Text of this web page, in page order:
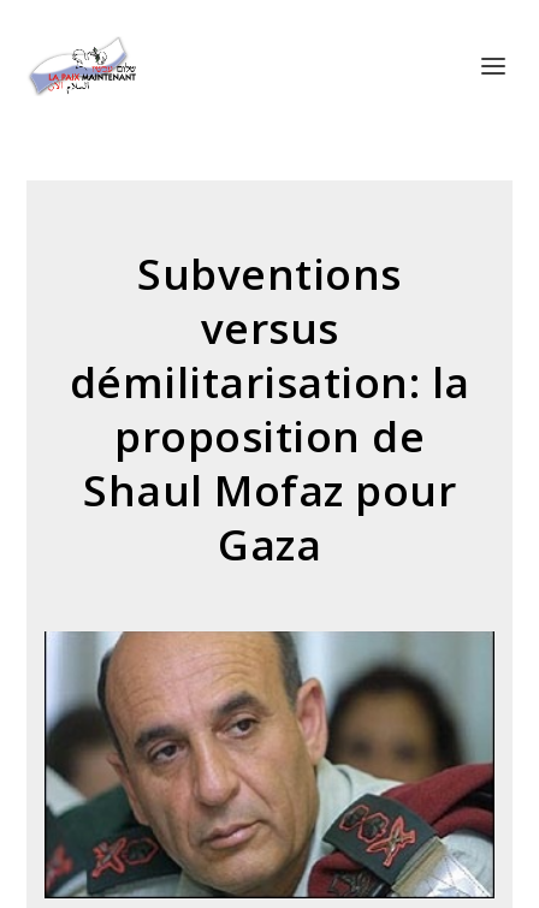
Subventions
versus
démilitarisation: la
proposition de
Shaul Mofaz pour
Gaza